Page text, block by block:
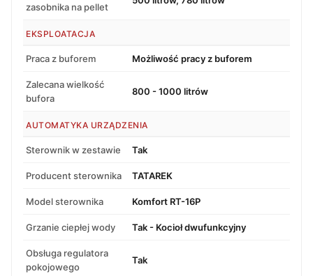
zasobnika na pellet
EKSPLOATACJA
Praca z buforem Możliwość pracy z buforem
Zalecana wielkość
bufora
800 - 1000 litrów
AUTOMATYKA URZĄDZENIA
Sterownik w zestawie Tak
Producent sterownika TATAREK
Model sterownika Komfort RT-16P
Grzanie ciepłej wody Tak - Kocioł dwufunkcyjny
Obsługa regulatora
pokojowego
Tak